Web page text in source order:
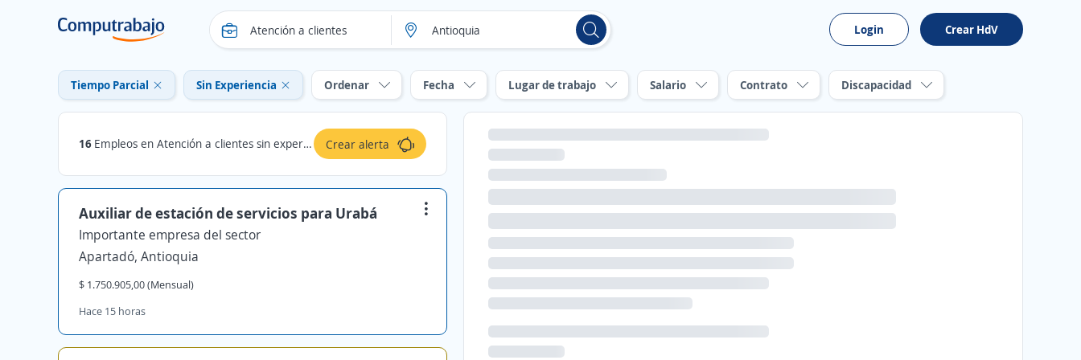
Login Crear HdV
Tiempo Parcial Sin Experiencia Ordenar Fecha Lugar de trabajo Salario Contrato Discapacidad
16 Empleos en Atención a clientes sin experiencia Tiempo Parcial en Antioquia Crear alerta
Auxiliar de estación de servicios para Urabá
Importante empresa del sector
Apartadó, Antioquia
$ 1.750.905,00 (Mensual)
Hace 15 horas